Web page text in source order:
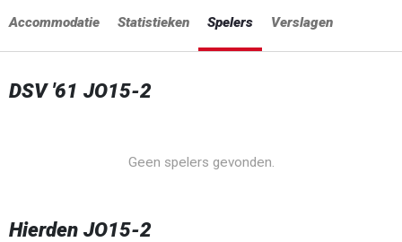
Accommodatie Statistieken Spelers Verslagen
DSV '61 JO15-2
Geen spelers gevonden.
Hierden JO15-2